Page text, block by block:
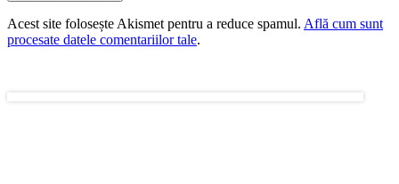
Acest site folosește Akismet pentru a reduce spamul. Află cum sunt
procesate datele comentariilor tale.